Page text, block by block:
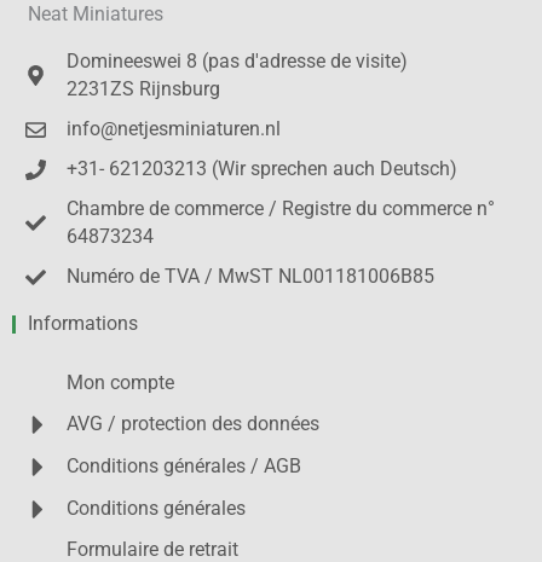
Neat Miniatures
Domineeswei 8 (pas d'adresse de visite)
2231ZS Rijnsburg
info@netjesminiaturen.nl
+31- 621203213 (Wir sprechen auch Deutsch)
Chambre de commerce / Registre du commerce n°
64873234
Numéro de TVA / MwST NL001181006B85
Informations
Mon compte
AVG / protection des données
Conditions générales / AGB
Conditions générales
Formulaire de retrait